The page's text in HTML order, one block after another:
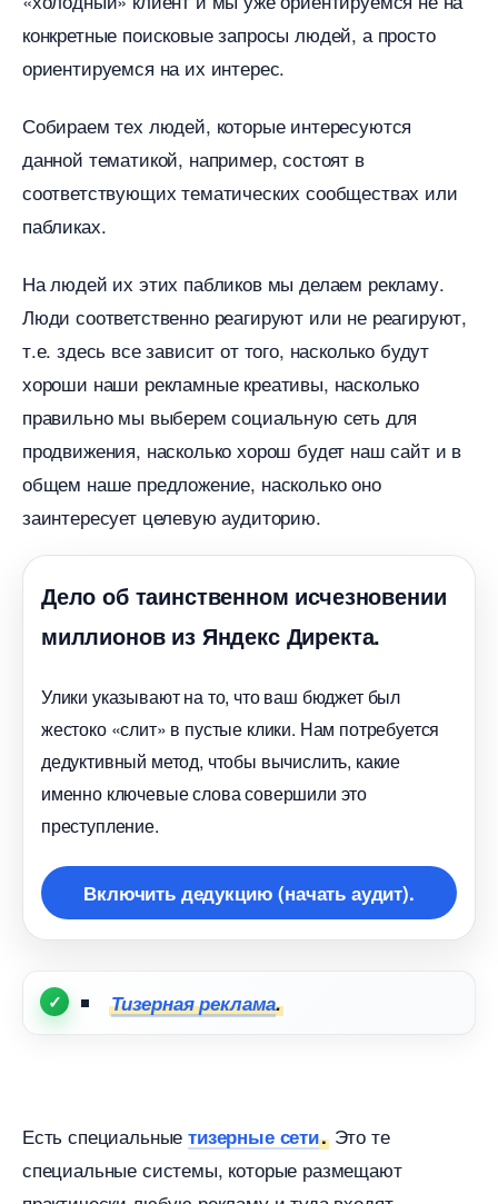
конкретные поисковые запросы людей, а просто
ориентируемся на их интерес.
Собираем тех людей, которые интересуются
данной тематикой, например, состоят
соответствующих тематических сообществах или
пабликах.
На людей их этих пабликов мы делаем рекламу.
Люди соответственно реагируют или не реагируют,
т.е. здесь все зависит от того, насколько будут
хороши наши рекламные креативы, насколько
правильно мы выберем социальную сеть для
продвижения, насколько хорош будет наш сайт и
общем наше предложение, насколько оно
заинтересует целевую аудиторию.
Дело об таинственном исчезновении
миллионов из Яндекс Директа.
Улики указывают на то, что ваш бюджет был
жестоко «слит» в пустые клики. Нам потребуется
дедуктивный метод, чтобы вычислить, какие
именно ключевые слова совершили это
преступление.
ключить дедукцию (начать аудит).
Тизерная реклама.
Есть специальныетизерные сети.Это те
специальные системы, которые размещают